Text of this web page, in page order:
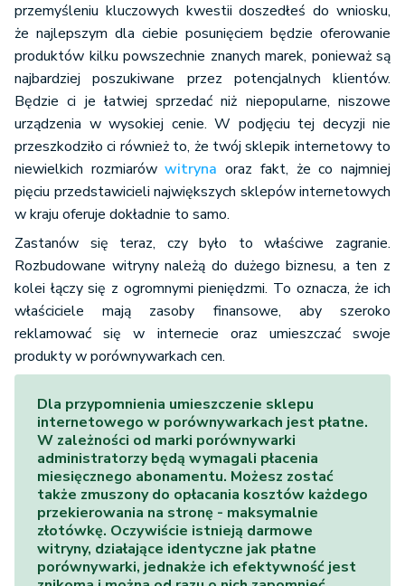
przemyśleniu kluczowych kwestii doszedłeś do wniosku,
że najlepszym dla ciebie posunięciem będzie oferowanie
produktów kilku powszechnie znanych marek, ponieważ są
najbardziej poszukiwane przez potencjalnych klientów.
Będzie ci je łatwiej sprzedać niż niepopularne, niszowe
urządzenia w wysokiej cenie. W podjęciu tej decyzji nie
przeszkodziło ci również to, że twój sklepik internetowy to
niewielkich rozmiarówwitryna oraz fakt, że co najmniej
pięciu przedstawicieli największych sklepów internetowych
w kraju oferuje dokładnie to samo.
Zastanów się teraz, czy było to właściwe zagranie.
Rozbudowane witryny należą do dużego biznesu, a ten z
kolei łączy się z ogromnymi pieniędzmi. To oznacza, że ich
właściciele mają zasoby finansowe, aby szeroko
reklamować się w internecie oraz umieszczać swoje
produkty w porównywarkach cen.
Dla przypomnienia umieszczenie sklepu
internetowego w porównywarkach jest płatne.
W zależności od marki porównywarki
administratorzy będą wymagali płacenia
miesięcznego abonamentu. Możesz zostać
także zmuszony do opłacania kosztów każdego
przekierowania na stronę - maksymalnie
złotówkę. Oczywiście istnieją darmowe
witryny, działające identyczne jak płatne
porównywarki, jednakże ich efektywność jest